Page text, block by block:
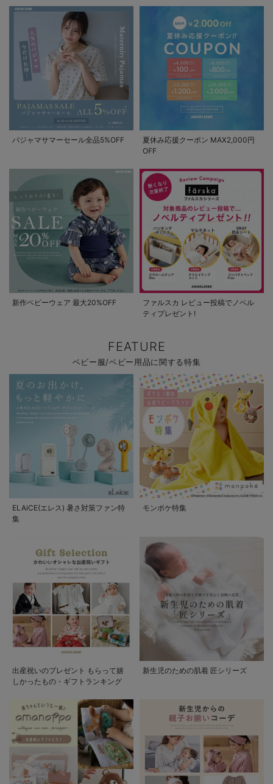
パジャマサマーセール全品5%OFF
夏休み応援クーポン MAX2,000円
OFF
新作ベビーウェア 最大20%OFF
ファルスカ レビュー投稿でノベル
ティプレゼント!
FEATURE
ベビー服/ベビー用品に関する特集
ELAiCE(エレス) 暑さ対策ファン特
集
モンポケ特集
出産祝いのプレゼント もらって嬉
しかったもの・ギフトランキング
新生児のための肌着 匠シリーズ